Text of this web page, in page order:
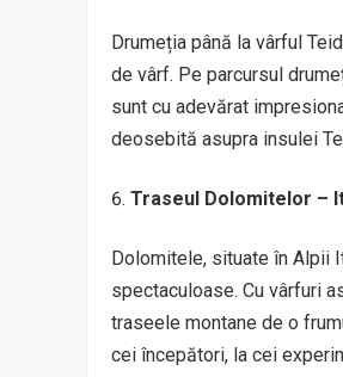
Drumeția până la vârful
de vârf. Pe parcursul
sunt cu adevărat
deosebită asupra insulei
Traseul Dolomitelor –
Dolomitele, situate în Alpii
spectaculoase. Cu vârfuri
traseele montane de o
cei începători, la cei